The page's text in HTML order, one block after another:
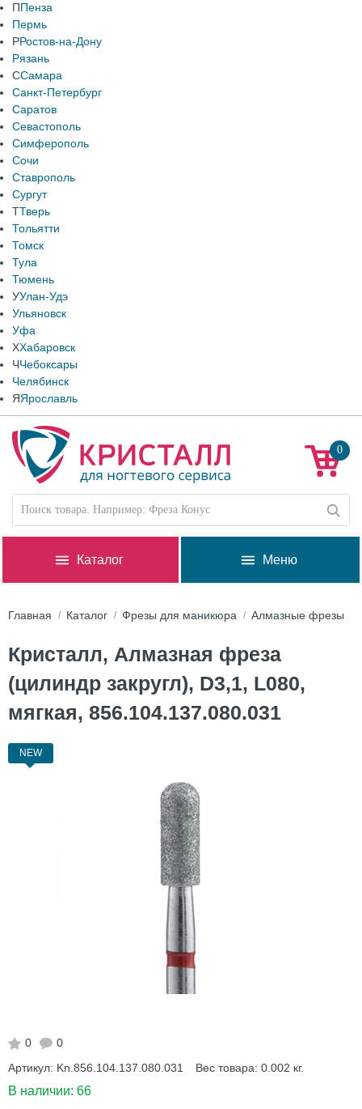
ППенза
Пермь
РРостов-на-Дону
Рязань
ССамара
Санкт-Петербург
Саратов
Севастополь
Симферополь
Сочи
Ставрополь
Сургут
ТТверь
Тольятти
Томск
Тула
Тюмень
УУлан-Удэ
Ульяновск
Уфа
ХХабаровск
ЧЧебоксары
Челябинск
ЯЯрославль
0
Каталог Меню
Главная Каталог Фрезы для маникюра Алмазные фрезы
Кристалл, Алмазная фреза
(цилиндр закругл), D3,1, L080,
мягкая, 856.104.137.080.031
NEW
0
0
Артикул: Kn.856.104.137.080.031 Вес товара: 0.002 кг.
В наличии: 66